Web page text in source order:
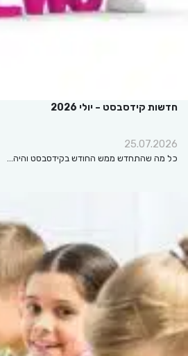
חדשות קידסבסט – יולי 2026
25.07.2026
כל מה שהתחדש ממש החודש בקידסבסט והיה…